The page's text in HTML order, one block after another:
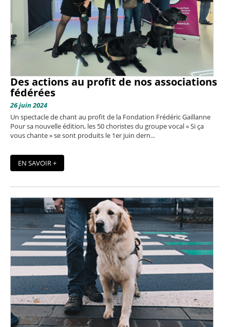
Des actions au profit de nos associations
fédérées
26 juin 2024
Un spectacle de chant au profit de la Fondation Frédéric Gaillanne
Pour sa nouvelle édition, les 50 choristes du groupe vocal « Si ça
vous chante » se sont produits le 1er juin dern...
EN SAVOIR +